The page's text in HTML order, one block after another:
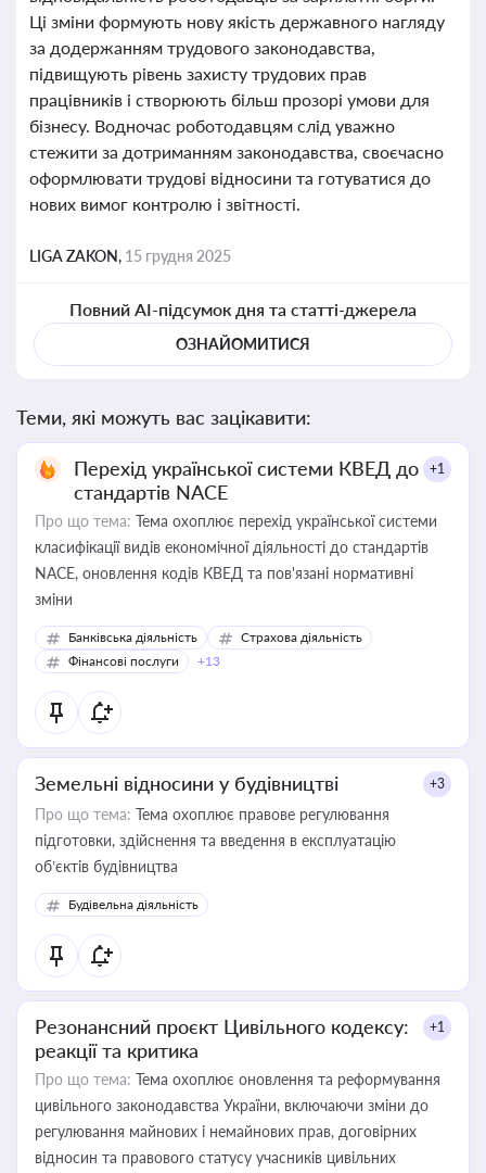
Ці зміни формують нову якість державного нагляду
за додержанням трудового законодавства,
підвищують рівень захисту трудових прав
працівників і створюють більш прозорі умови для
бізнесу. Водночас роботодавцям слід уважно
стежити за дотриманням законодавства, своєчасно
оформлювати трудові відносини та готуватися до
нових вимог контролю і звітності.
LIGA ZAKON, 15 грудня 2025
Повний AI-підсумок дня та статті-джерела
ОЗНАЙОМИТИСЯ
Теми, які можуть вас зацікавити:
Перехід української системи КВЕД до
стандартів NACE
+1
Про що тема: Тема охоплює перехід української системи
класифікації видів економічної діяльності до стандартів
NACE, оновлення кодів КВЕД та пов'язані нормативні
зміни
Банківська діяльність
Страхова діяльність
Фінансові послуги
+13
Земельні відносини у будівництві +3
Про що тема: Тема охоплює правове регулювання
підготовки, здійснення та введення в експлуатацію
об’єктів будівництва
Будівельна діяльність
Резонансний проєкт Цивільного кодексу:
реакції та критика
+1
Про що тема: Тема охоплює оновлення та реформування
цивільного законодавства України, включаючи зміни до
регулювання майнових і немайнових прав, договірних
відносин та правового статусу учасників цивільних